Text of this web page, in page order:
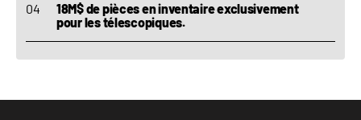
18M$ de pièces en inventaire exclusivement
pour les télescopiques.